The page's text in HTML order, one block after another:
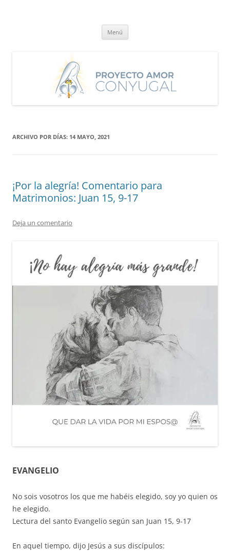
Menú
ARCHIVO POR DÍAS: 14 MAYO, 2021
¡Por la alegría! Comentario para
Matrimonios: Juan 15, 9-17
Deja un comentario
EVANGELIO
No sois vosotros los que me habéis elegido, soy yo quien os
he elegido.
Lectura del santo Evangelio según san Juan 15, 9-17
En aquel tiempo, dijo Jesús a sus discípulos: